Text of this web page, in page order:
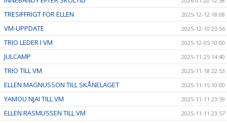
TRESIFFRIGT FÖR ELLEN 2025-12-12 18:08
VM-UPPDATE 2025-12-10 23:56
TRIO LEDER I VM 2025-12-05 10:00
JULCAMP 2025-11-25 14:40
TRIO TILL VM 2025-11-18 22:53
ELLEN MAGNUSSON TILL SKÅNELAGET 2025-11-15 10:00
YAMOU NJAI TILL VM 2025-11-11 23:59
ELLEN RASMUSSEN TILL VM 2025-11-11 23:57